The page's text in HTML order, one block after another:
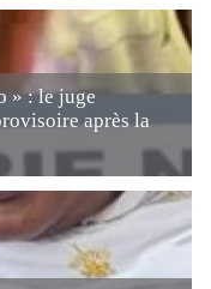
» : le juge
après la